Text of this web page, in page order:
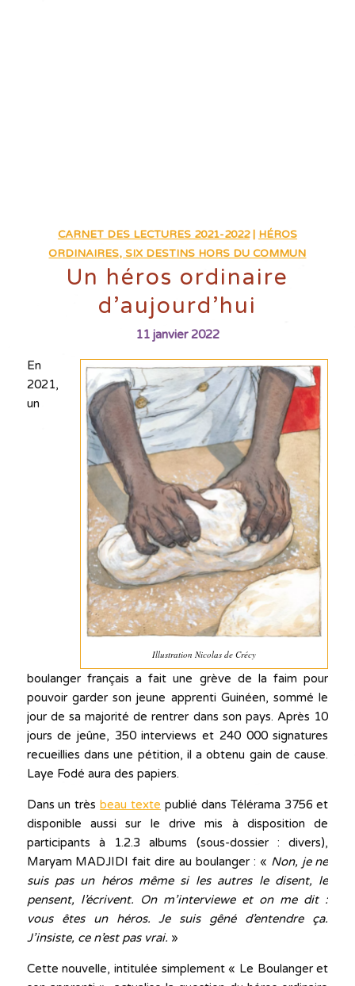
CARNET DES LECTURES 2021-2022| HÉROS
ORDINAIRES, SIX DESTINS HORS DU COMMUN
Un héros ordinaire
d’aujourd’hui
11 janvier 2022
Illustration Nicolas de Crécy
En
2021,
un
boulanger français a fait une grève de la faim pour
pouvoir garder son jeune apprenti Guinéen, sommé le
jour de sa majorité de rentrer dans son pays. Après 10
jours de jeûne, 350 interviews et 240 000 signatures
recueillies dans une pétition, il a obtenu gain de cause.
Laye Fodé aura des papiers.
Dans un trèsbeau texte publié dans Télérama 3756 et
disponible aussi sur le drive mis à disposition de
participants à 1.2.3 albums (sous-dossier : divers),
Maryam MADJIDI fait dire au boulanger : « Non, je ne
suis pas un héros même si les autres le disent, le
pensent, l’écrivent. On m’interviewe et on me dit :
vous êtes un héros. Je suis gêné d’entendre ça.
J’insiste, ce n’est pas vrai. »
Cette nouvelle, intitulée simplement « Le Boulanger et